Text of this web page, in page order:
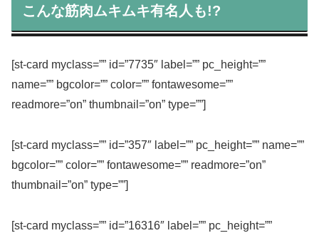
こんな筋肉ムキムキ有名人も!?
[st-card myclass=”” id=”7735″ label=”” pc_height=””
name=”” bgcolor=”” color=”” fontawesome=””
readmore=”on” thumbnail=”on” type=””]
[st-card myclass=”” id=”357″ label=”” pc_height=”” name=””
bgcolor=”” color=”” fontawesome=”” readmore=”on”
thumbnail=”on” type=””]
[st-card myclass=”” id=”16316″ label=”” pc_height=””